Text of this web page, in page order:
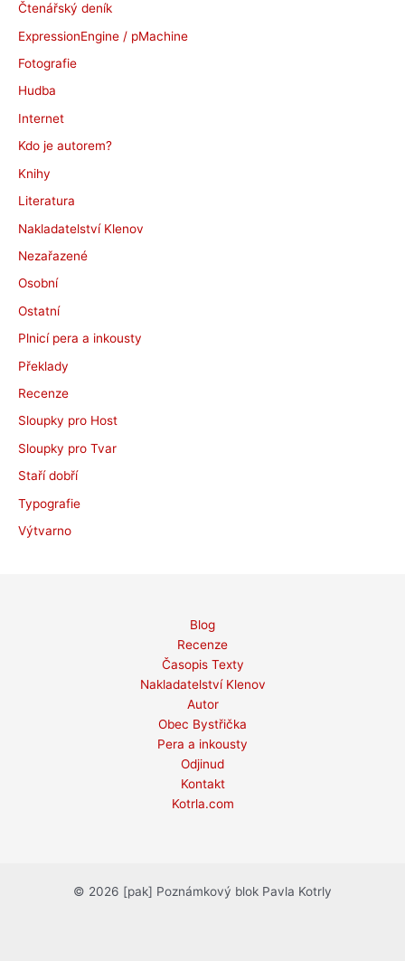
Čtenářský deník
ExpressionEngine / pMachine
Fotografie
Hudba
Internet
Kdo je autorem?
Knihy
Literatura
Nakladatelství Klenov
Nezařazené
Osobní
Ostatní
Plnicí pera a inkousty
Překlady
Recenze
Sloupky pro Host
Sloupky pro Tvar
Staří dobří
Typografie
Výtvarno
Blog
Recenze
Časopis Texty
Nakladatelství Klenov
Autor
Obec Bystřička
Pera a inkousty
Odjinud
Kontakt
Kotrla.com
© 2026 [pak] Poznámkový blok Pavla Kotrly